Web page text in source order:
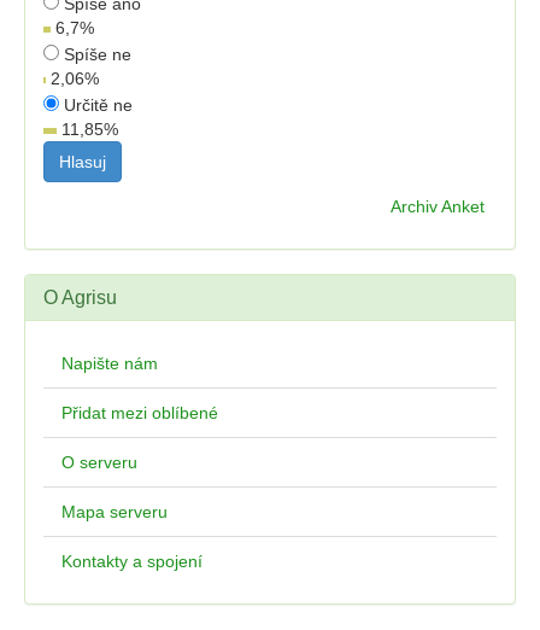
Spíše ano
6,7%
Spíše ne
2,06%
Určitě ne
11,85%
Archiv Anket
O Agrisu
Napište nám
Přidat mezi oblíbené
O serveru
Mapa serveru
Kontakty a spojení